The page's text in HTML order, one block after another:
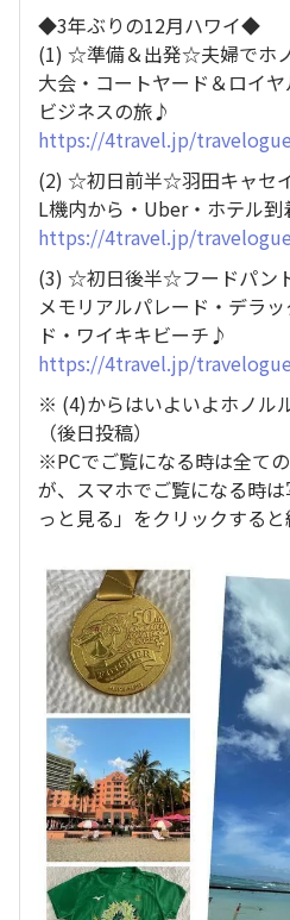
◆3年ぶりの12月ハワイ◆
(1) ☆準備＆出発☆夫婦でホ
大会・コートヤード＆ロイ
ビジネスの旅♪
https://4travel.jp/
(2) ☆初日前半☆羽田キャセ
L機内から・Uber・ホテル
https://4travel.jp/
(3) ☆初日後半☆フードパン
メモリアルパレード・デラ
ド・ワイキキビーチ♪
https://4travel.jp/
※ (4)からはいよいよホノル
（後日投稿）
※PCでご覧になる時は全て
が、スマホでご覧になる時
っと見る」をクリックすると